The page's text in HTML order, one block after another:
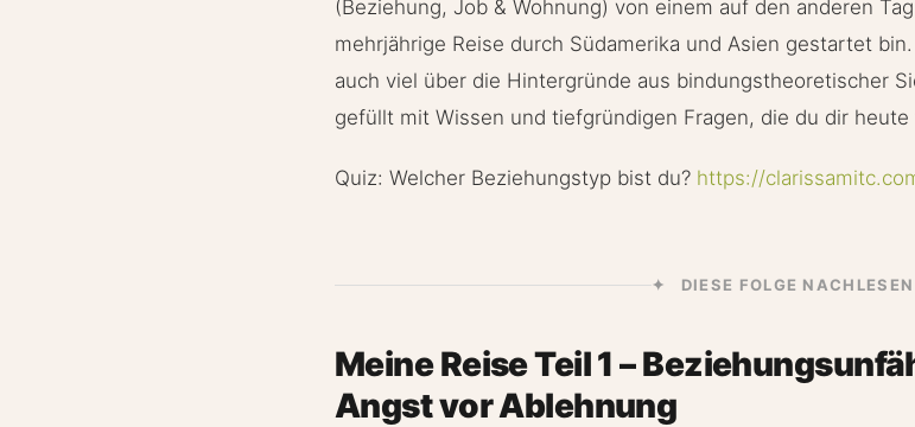
(Beziehung, Job & Wohnung) von einem auf den anderen
mehrjährige Reise durch Südamerika und Asien gestartet
auch viel über die Hintergründe aus bindungstheoretischer
gefüllt mit Wissen und tiefgründigen Fragen, die du dir
Quiz: Welcher Beziehungstyp bist du? https://
✦ DIESE FOLGE
Meine Reise Teil 1 –
Angst vor Ablehnung